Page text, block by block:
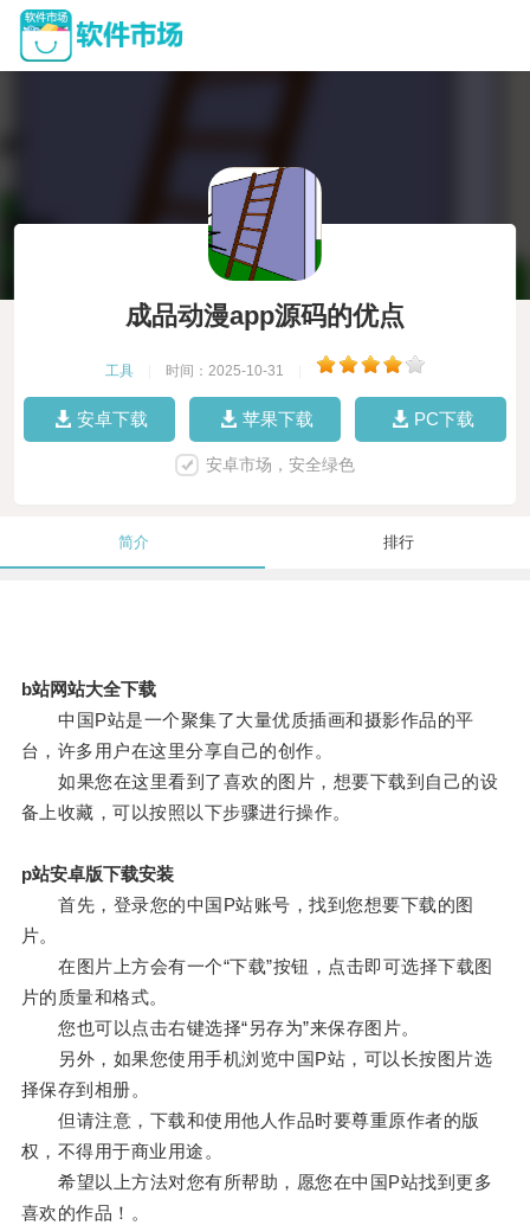
成品动漫app源码的优点
工具 时间：2025-10-31
安卓下载 苹果下载 PC下载
安卓市场，安全绿色
简介 排行
b站网站大全下载
中国P站是一个聚集了大量优质插画和摄影作品的平
台，许多用户在这里分享自己的创作。
如果您在这里看到了喜欢的图片，想要下载到自己的设
备上收藏，可以按照以下步骤进行操作。
p站安卓版下载安装
首先，登录您的中国P站账号，找到您想要下载的图
片。
在图片上方会有一个“下载”按钮，点击即可选择下载图
片的质量和格式。
您也可以点击右键选择“另存为”来保存图片。
另外，如果您使用手机浏览中国P站，可以长按图片选
择保存到相册。
但请注意，下载和使用他人作品时要尊重原作者的版
权，不得用于商业用途。
希望以上方法对您有所帮助，愿您在中国P站找到更多
喜欢的作品！。